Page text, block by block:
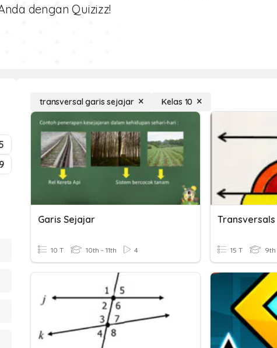
dengan Quizizz!
transversal garis sejajar Kelas 10
Garis Sejajar
10 T 10th - 11th 4
Transversals
15 T 9th